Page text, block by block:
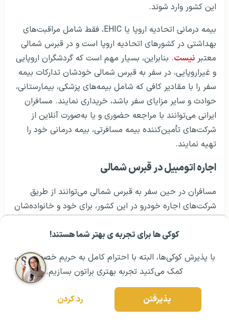
کوکی ها برای تجربه ی بهتر شما هستند!
با پذیرش کوکی‌ها، البته با احترام کامل به حریم خصوصیتون،
کمک می‌کنید تجربه بهتری براتون بسازیم.
پذیرفتن رد کردن
مشــاوره اولیه رایگان: ۰۲۱ ۴۳۰۰۰ ۰۲۱ رزرو مشاوره تخصصی
این کشور وارد شوند.
بیمه درمانی اتحادیه اروپا یا EHIC، فقط شامل مراقبت‌های
بهداشتی در کشورهای اتحادیه اروپا است و در قبرس شمالی
معتبر نیست. بنابراین، بسیار مهم است که گردشگران اروپایی
و غیراروپایی، در سفر به قبرس شمالی خودشان تدارکات بیمه
سفر را با مقادیر کافی که شامل بیمه‌های پزشکی، بیمارستانی،
حوادث و سایر مزایای سفر باشد، خریداری نمایند. مسافران
ایرانی می‌توانند با مراجعه حضوری و یا به‌صورت آنلاین از
شرکت‌های تأمین‌کننده بیمه مسافرتی، بیمه درمانی خود را
تهیه نمایند.
اجاره اتومبیل در قبرس شمالی
مسافران در حین سفر به قبرس شمالی می‌توانند از طریق
شرکت‌های اجاره خودرو در این کشور، برای خود و خانواده‌شان
اجاره خودرو در قبرس شمالی است و طیف وسیعی از انواع
خودروها را با نرخ‌های معقول ارائه می‌دهد. برای اجاره ماشین
در قبرس شمالی باید گواهینامه رانندگی بین‌المللی داشته
هنگامی‌که در قبرس شمالی یا هر کشور دیگری، خودرو اجاره
می‌کنید، علاوه بر هزینه اجاره، باید هزینه‌هایی اضافی برای